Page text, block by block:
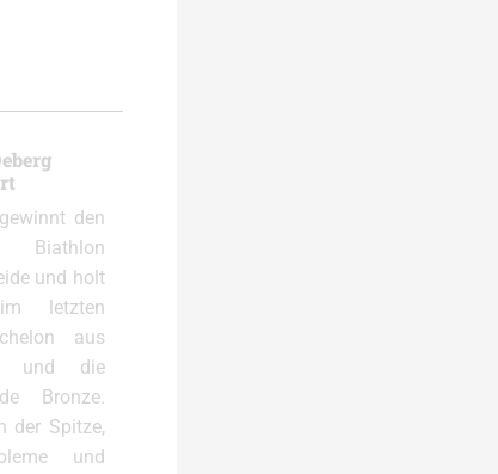
den
und holt
letzten
aus
und die
Bronze.
der Spitze,
und